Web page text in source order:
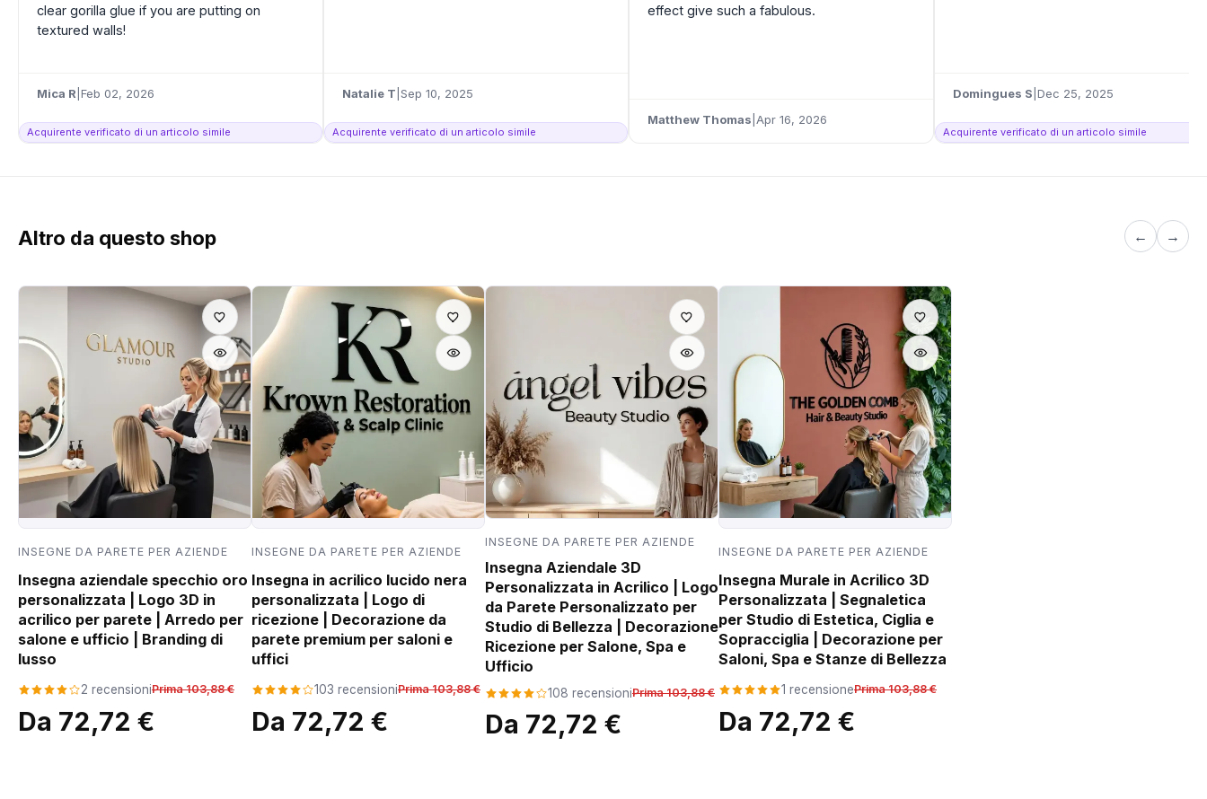
clear gorilla glue if you are putting on
textured walls!
Mica R Feb 02, 2026
Acquirente verificato di un articolo simile
Natalie T Sep 10, 2025
Acquirente verificato di un articolo simile
effect give such a fabulous.
Matthew Thomas Apr 16, 2026
Domingues S Dec 25, 2025
Acquirente verificato di un articolo simile
Altro da questo shop ← →
INSEGNE DA PARETE PER AZIENDE
Insegna aziendale specchio oro
personalizzata | Logo 3D in
acrilico per parete | Arredo per
salone e ufficio | Branding di
lusso
2 recensioniPrima 103,88 €
Da 72,72 €
INSEGNE DA PARETE PER AZIENDE
Insegna in acrilico lucido nera
personalizzata | Logo di
ricezione | Decorazione da
parete premium per saloni e
uffici
103 recensioniPrima 103,88 €
Da 72,72 €
INSEGNE DA PARETE PER AZIENDE
Insegna Aziendale 3D
Personalizzata in Acrilico | Logo
da Parete Personalizzato per
Studio di Bellezza | Decorazione
Ricezione per Salone, Spa e
Ufficio
108 recensioniPrima 103,88 €
Da 72,72 €
INSEGNE DA PARETE PER AZIENDE
Insegna Murale in Acrilico 3D
Personalizzata | Segnaletica
per Studio di Estetica, Ciglia e
Sopracciglia | Decorazione per
Saloni, Spa e Stanze di Bellezza
1 recensionePrima 103,88 €
Da 72,72 €